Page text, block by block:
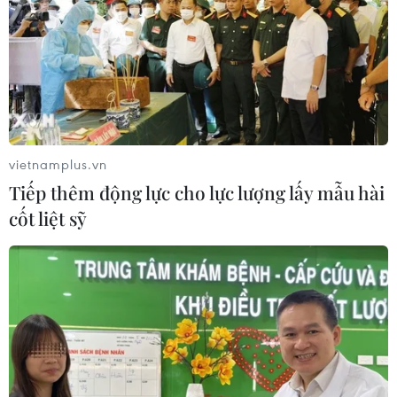
TIN LIÊN QUAN
vietnamplus.vn
Tiếp thêm động lực cho lực lượng lấy mẫu hài
cốt liệt sỹ